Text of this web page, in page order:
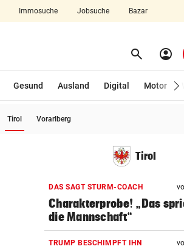
Immosuche Jobsuche Bazar
search Suchen
account_circle
Gesund Ausland Digital Motor
Tirol Vorarlberg
Tirol
DAS SAGT STURM-COACH
Charakterprobe! „Das
die Mannschaft“
TRUMP BESCHIMPFT IHN